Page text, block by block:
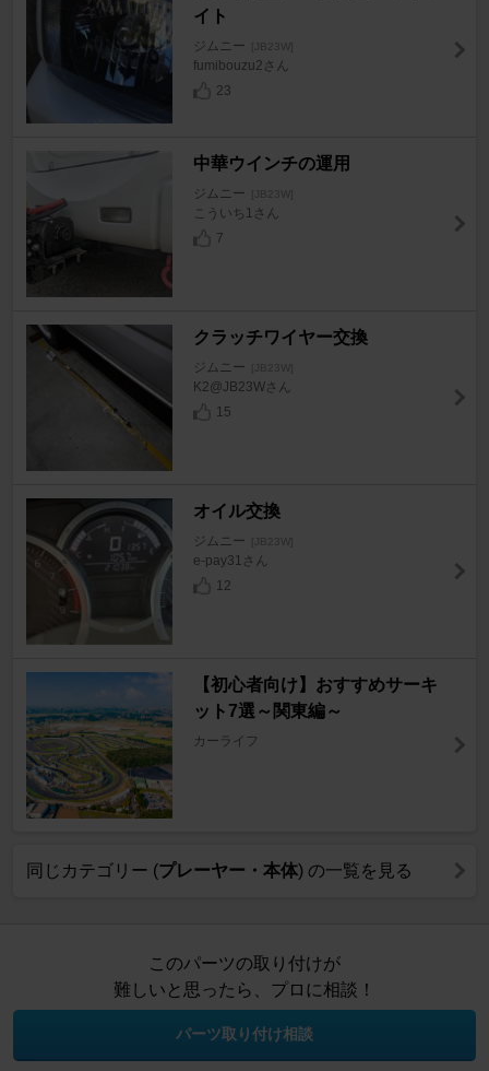
イト
ジムニー [JB23W]
fumibouzu2さん
23
中華ウインチの運用
ジムニー [JB23W]
こういち1さん
7
クラッチワイヤー交換
ジムニー [JB23W]
K2@JB23Wさん
15
オイル交換
ジムニー [JB23W]
e-pay31さん
12
【初心者向け】おすすめサーキ
ット7選～関東編～
カーライフ
同じカテゴリー (プレーヤー・本体) の一覧を見る
このパーツの取り付けが
難しいと思ったら、プロに相談！
パーツ取り付け相談